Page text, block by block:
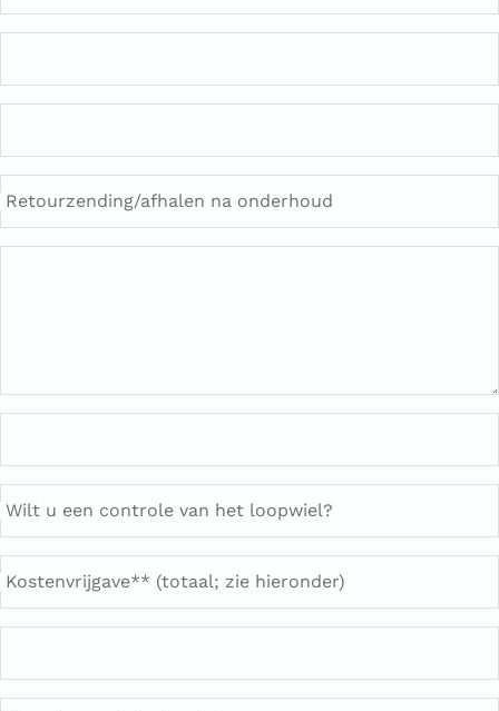
Retourzending/afhalen na onderhoud
Wilt u een controle van het loopwiel?
Kostenvrijgave** (totaal; zie hieronder)